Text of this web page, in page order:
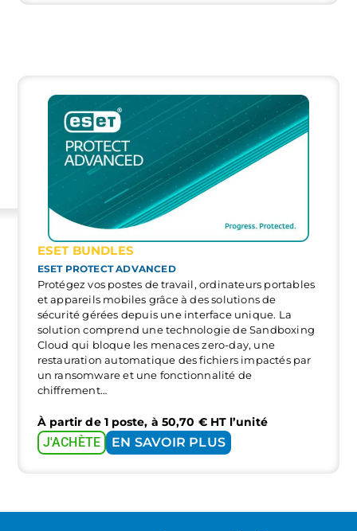
ESET BUNDLES
ESET PROTECT ADVANCED
Protégez vos postes de travail, ordinateurs portables
et appareils mobiles grâce à des solutions de
sécurité gérées depuis une interface unique. La
solution comprend une technologie de Sandboxing
Cloud qui bloque les menaces zero-day, une
restauration automatique des fichiers impactés par
un ransomware et une fonctionnalité de
chiffrement…
À partir de 1 poste, à 50,70 €HT l’unité
J'ACHÈTE EN SAVOIR PLUS